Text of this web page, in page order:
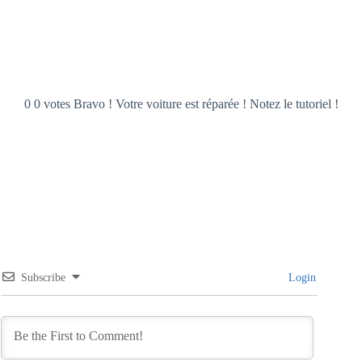
0 0 votes Bravo ! Votre voiture est réparée ! Notez le tutoriel !
Subscribe Login